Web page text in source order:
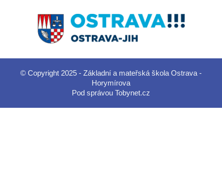
© Copyright 2025 - Základní a mateřská škola Ostrava -
Horymírova
Pod správou Tobynet.cz